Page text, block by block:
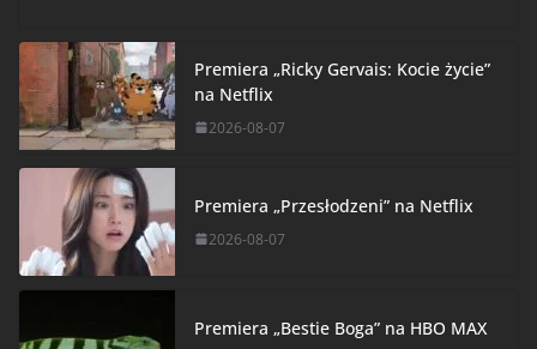
Premiera „Ricky Gervais: Kocie życie”
na Netflix
2026-08-07
Premiera „Przesłodzeni” na Netflix
2026-08-07
Premiera „Bestie Boga” na HBO MAX